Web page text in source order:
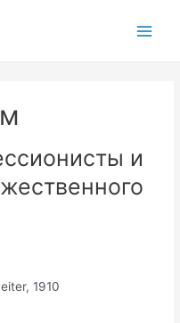
и
1910